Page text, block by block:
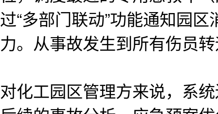
过“多部门联动”功能通知园
力。从事故发生到所有伤员
对化工园区管理方来说，系